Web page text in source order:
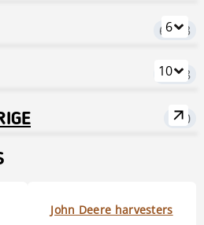
6.953
6
9.398
10
690
John Deere harvesters